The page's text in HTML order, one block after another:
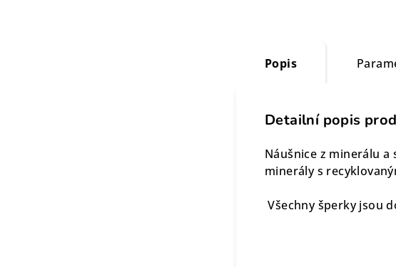
Popis
Detailní popis
Náušnice z minerálu
minerály s
Všechny šperky jsou